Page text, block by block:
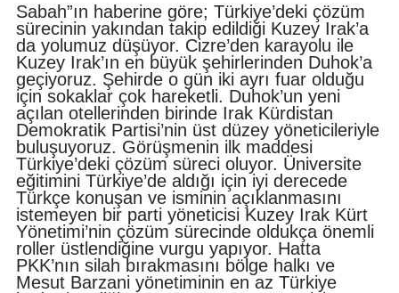
Sabah”ın haberine göre; Türkiye’deki çözüm
sürecinin yakından takip edildiği Kuzey Irak’a
da yolumuz düşüyor. Cizre’den karayolu ile
Kuzey Irak’ın en büyük şehirlerinden Duhok’a
geçiyoruz. Şehirde o gün iki ayrı fuar olduğu
için sokaklar çok hareketli. Duhok’un yeni
açılan otellerinden birinde Irak Kürdistan
Demokratik Partisi’nin üst düzey yöneticileriyle
buluşuyoruz. Görüşmenin ilk maddesi
Türkiye’deki çözüm süreci oluyor. Üniversite
eğitimini Türkiye’de aldığı için iyi derecede
Türkçe konuşan ve isminin açıklanmasını
istemeyen bir parti yöneticisi Kuzey Irak Kürt
Yönetimi’nin çözüm sürecinde oldukça önemli
roller üstlendiğine vurgu yapıyor. Hatta
PKK’nın silah bırakmasını bölge halkı ve
Mesut Barzani yönetiminin en az Türkiye